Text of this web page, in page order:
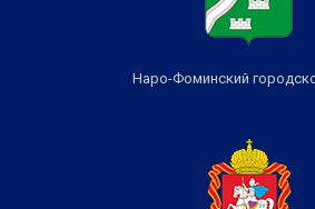
Наро-Фоминский